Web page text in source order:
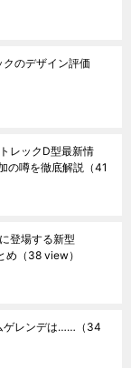
クのデザイン評価
レックD型最新情
の噂を徹底解説 （41
登場する新型
め （38 view）
ゲレンデは…… （34